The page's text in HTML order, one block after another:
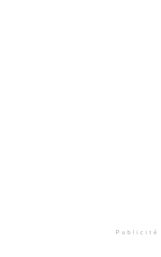
Publicité